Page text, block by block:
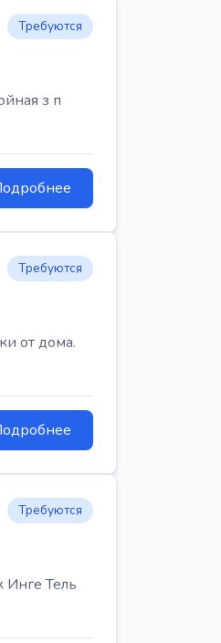
Требуются
з п
Требуются
от дома.
Требуются
Инге Тель